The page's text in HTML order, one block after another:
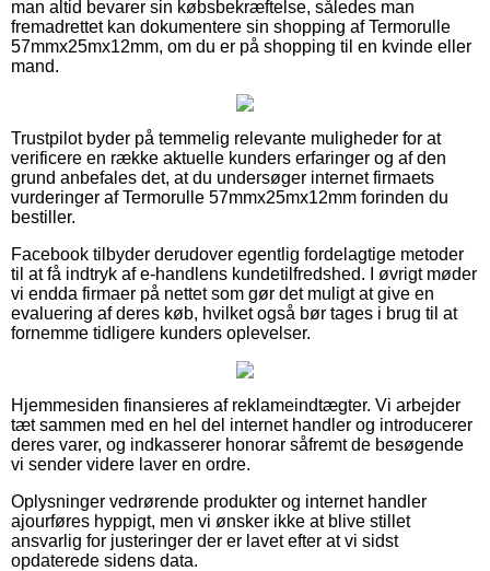
man altid bevarer sin købsbekræftelse, således man
fremadrettet kan dokumentere sin shopping af Termorulle
57mmx25mx12mm, om du er på shopping til en kvinde eller
mand.
Trustpilot byder på temmelig relevante muligheder for at
verificere en række aktuelle kunders erfaringer og af den
grund anbefales det, at du undersøger internet firmaets
vurderinger af Termorulle 57mmx25mx12mm forinden du
bestiller.
Facebook tilbyder derudover egentlig fordelagtige metoder
til at få indtryk af e-handlens kundetilfredshed. I øvrigt møder
vi endda firmaer på nettet som gør det muligt at give en
evaluering af deres køb, hvilket også bør tages i brug til at
fornemme tidligere kunders oplevelser.
Hjemmesiden finansieres af reklameindtægter. Vi arbejder
tæt sammen med en hel del internet handler og introducerer
deres varer, og indkasserer honorar såfremt de besøgende
vi sender videre laver en ordre.
Oplysninger vedrørende produkter og internet handler
ajourføres hyppigt, men vi ønsker ikke at blive stillet
ansvarlig for justeringer der er lavet efter at vi sidst
opdaterede sidens data.